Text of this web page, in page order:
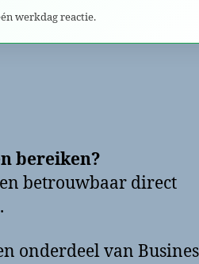
werkdag reactie.
bereiken?
betrouwbaar direct
onderdeel van